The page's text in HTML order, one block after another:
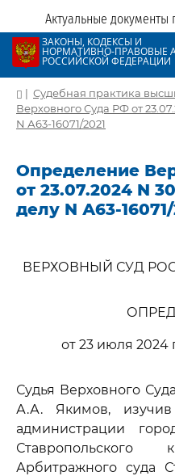
Актуальные документы
ЗАКОНЫ, КОДЕКСЫ И
НОРМАТИВНО-ПРАВОВЫЕ
РОССИЙСКОЙ ФЕДЕРАЦИИ
| Судебная практика
Верховного Суда РФ от
N А63-16071/2021
Определение
от 23.07.2024 N
делу N А63-16071/
ВЕРХОВНЫЙ СУД
от 23 июля 2024
Судья Верховного
А.А. Якимов,
администрации
Арбитражного суда